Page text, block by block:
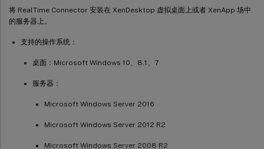
将 RealTime Connector 安装在 XenDesktop 虚拟桌面上或者 XenApp 场中
的服务器上。
支持的操作系统：
桌面：Microsoft Windows 10、8.1、7
服务器：
Microsoft Windows Server 2016
Microsoft Windows Server 2012 R2
Microsoft Windows Server 2008 R2